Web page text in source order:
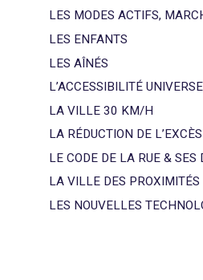
LES MODES ACTIFS,
LES ENFANTS
LES AÎNÉS
L’ACCESSIBILITÉ
LA VILLE 30 KM/H
LA RÉDUCTION DE
LE CODE DE LA RUE & SES
LA VILLE DES PROXIMITÉS
LES NOUVELLES